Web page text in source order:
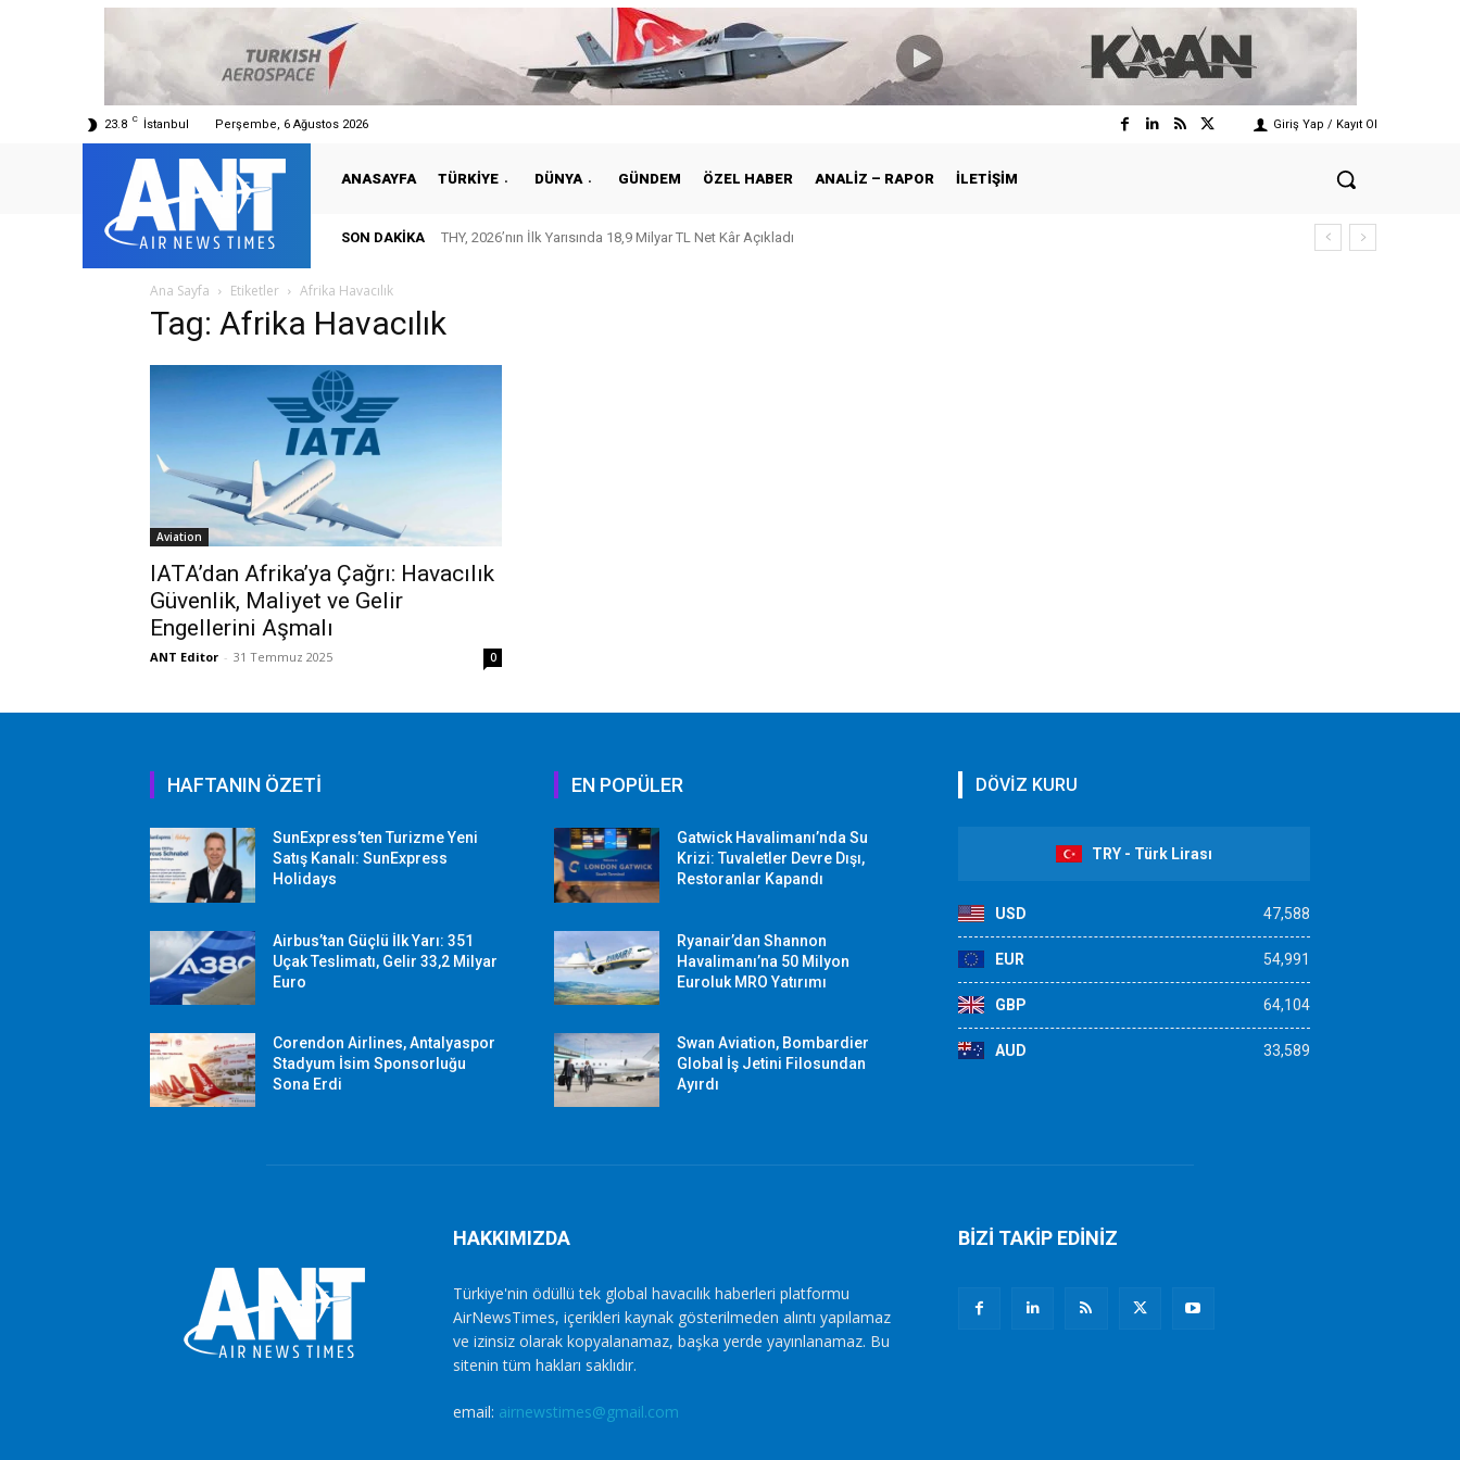
23.8 C İstanbul Perşembe, 6 Ağustos 2026 Giriş Yap / Kayıt Ol
ANASAYFA TÜRKIYE DÜNYA GÜNDEM ÖZEL HABER ANALIZ – RAPOR İLETIŞIM
SON DAKIKA THY, 2026’nın İlk Yarısında 18,9 Milyar TL Net Kâr Açıkladı
Ana Sayfa Etiketler Afrika Havacılık
Tag: Afrika Havacılık
Aviation
IATA’dan Afrika’ya Çağrı: Havacılık
Güvenlik, Maliyet ve Gelir
Engellerini Aşmalı
ANT Editor - 31 Temmuz 2025 0
HAFTANIN ÖZETİ
SunExpress’ten Turizme Yeni
Satış Kanalı: SunExpress
Holidays
Airbus’tan Güçlü İlk Yarı: 351
Uçak Teslimatı, Gelir 33,2 Milyar
Euro
Corendon Airlines, Antalyaspor
Stadyum İsim Sponsorluğu
Sona Erdi
EN POPÜLER
Gatwick Havalimanı’nda Su
Krizi: Tuvaletler Devre Dışı,
Restoranlar Kapandı
Ryanair’dan Shannon
Havalimanı’na 50 Milyon
Euroluk MRO Yatırımı
Swan Aviation, Bombardier
Global İş Jetini Filosundan
Ayırdı
DÖVİZ KURU
TRY - Türk Lirası
USD 47,588
EUR 54,991
GBP 64,104
AUD 33,589
HAKKIMIZDA
Türkiye'nin ödüllü tek global havacılık haberleri platformu
AirNewsTimes, içerikleri kaynak gösterilmeden alıntı yapılamaz
ve izinsiz olarak kopyalanamaz, başka yerde yayınlanamaz. Bu
sitenin tüm hakları saklıdır.
email: airnewstimes@gmail.com
BİZİ TAKİP EDİNİZ